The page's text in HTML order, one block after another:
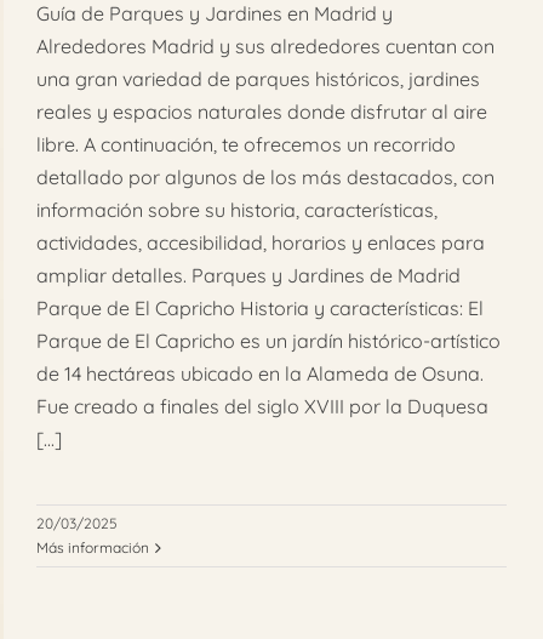
Reservar
Guía de Parques y Jardines en Madrid y
Alrededores Madrid y sus alrededores cuentan con
una gran variedad de parques históricos, jardines
reales y espacios naturales donde disfrutar al aire
libre. A continuación, te ofrecemos un recorrido
detallado por algunos de los más destacados, con
información sobre su historia, características,
actividades, accesibilidad, horarios y enlaces para
ampliar detalles. Parques y Jardines de Madrid
Parque de El Capricho Historia y características: El
Parque de El Capricho es un jardín histórico-artístico
de 14 hectáreas ubicado en la Alameda de Osuna.
Fue creado a finales del siglo XVIII por la Duquesa
[...]
20/03/2025
Más información